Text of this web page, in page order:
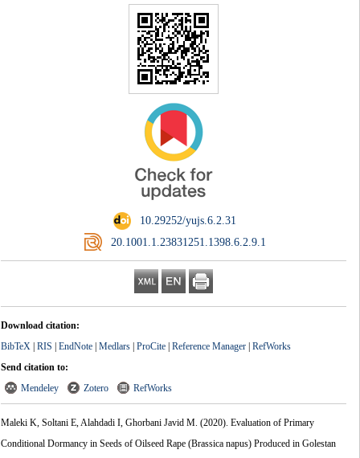
‎ 10.29252/yujs.6.2.31
‎ 20.1001.1.23831251.1398.6.2.9.1
Download citation:
BibTeX|RIS|EndNote|Medlars|ProCite|Reference Manager|RefWorks
Send citation to:
Mendeley
Zotero RefWorks
Maleki K, Soltani E, Alahdadi I, Ghorbani Javid M.(2020).Evaluation of Primary
Conditional Dormancy in Seeds of Oilseed Rape (Brassica napus) Produced in Golestan